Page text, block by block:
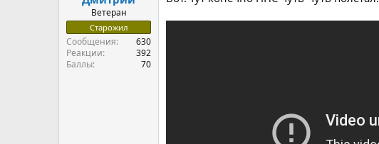
Ветеран
Старожил
Сообщения
630
Реакции
392
Баллы
70